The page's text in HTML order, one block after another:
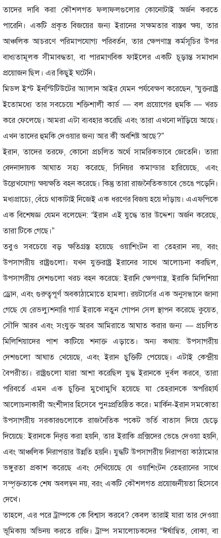
তাদের দাবি করা কৌশলগত ফলাফলগুলোর কোনোটাই অর্জন করতে
পারেনি। একটি প্রকৃত বিজয়ের জন্য ইরানের সক্ষমতার বাস্তব ক্ষয়, তার
আঞ্চলিক আচরণে পরিমাপযোগ্য পরিবর্তন, তার ক্ষেপণাস্ত্র কর্মসূচির উপর
বাধ্যতামূলক সীমাবদ্ধতা, বা পারমাণবিক ফাইলের একটি চূড়ান্ত সমাধান
প্রয়োজন ছিল। এর কিছুই ঘটেনি।
মিডল ইস্ট ইনস্টিটিউটের অ্যালান আইর যেমন পর্যবেক্ষণ করেছেন, “যুক্তরাষ্ট্র
ইতোমধ্যে তার সবচেয়ে শক্তিশালী কার্ড — বল প্রয়োগের হুমকি — খরচ
করে ফেলেছে। আমরা এটা ব্যবহার করেছি এবং তারা এখনো দাঁড়িয়ে আছে।
এখন তাদের হুমকি দেওয়ার জন্য আর কী অবশিষ্ট আছে?”
ইরান, তাদের তরফে, কোনো প্রচলিত অর্থে সামরিকভাবে জেতেনি। তারা
বেদনাদায়ক আঘাত সহ্য করেছে, সিনিয়র কমান্ডার হারিয়েছে, এবং
উল্লেখযোগ্য ক্ষয়ক্ষতি বহন করেছে। কিন্তু তারা রাজনৈতিকভাবে ভেঙে পড়েনি।
মধ্যপ্রাচ্যে, বেঁচে থাকাটাই নিজেই এক ধরণের বিজয় হয়ে দাঁড়ায়। এএফপিকে
এক বিশেষজ্ঞ যেমন বলেছেন: “ইরান এই যুদ্ধে তার উদ্দেশ্য অর্জন করেছে,
তারা টিকে গেছে।”
তবুও সবচেয়ে বড় ক্ষতিগ্রস্ত হয়েছে ওয়াশিংটন বা তেহরান নয়, বরং
উপসাগরীয় রাষ্ট্রগুলো। যখন যুক্তরাষ্ট্র ইরানের সাথে আলোচনা করছিল,
উপসাগরীয় দেশগুলো খরচ বহন করেছে: ইরানি ক্ষেপণাস্ত্র, ইরাকি মিলিশিয়া
ড্রোন, এবং গুরুত্বপূর্ণ অবকাঠামোতে হামলা। রয়টার্সের এক অনুসন্ধানে জানা
গেছে যে রেভল্যুশনারি গার্ড ইরাকে নতুন গোপন সেল স্থাপন করেছে কুয়েত,
সৌদি আরব এবং সংযুক্ত আরব আমিরাতে আঘাত করার জন্য — প্রচলিত
মিলিশিয়াদের পাশ কাটিয়ে শনাক্ত এড়াতে। অন্য কথায়: উপসাগরীয়
দেশগুলো আঘাত খেয়েছে, এবং ইরান চুক্তিটি পেয়েছে। এটাই কেন্দ্রীয়
বৈপরীত্য। রাষ্ট্রগুলো যারা আশা করেছিল যুদ্ধ ইরানকে দুর্বল করবে, তারা
পরিবর্তে এমন এক চুক্তির মুখোমুখি হয়েছে যা তেহরানকে অপরিহার্য
আলোচনাকারী অংশীদার হিসেবে পুনঃপ্রতিষ্ঠিত করে। মার্কিন-ইরান সমঝোতা
উপসাগরীয় সরকারগুলোকে রাজনৈতিক পকেট ভর্তি বাতাস দিয়ে ছেড়ে
দিয়েছে: ইরানকে নিবৃত্ত করা হয়নি, তার ইরাকি প্রক্সিদের ভেঙে দেওয়া হয়নি,
এবং আঞ্চলিক নিরাপত্তার উন্নতি হয়নি। যুদ্ধটি উপসাগরীয় নিরাপত্তা কাঠামোর
ভঙ্গুরতা প্রকাশ করেছে এবং দেখিয়েছে যে ওয়াশিংটন তেহরানের সাথে
সম্পৃক্ততাকে শেষ অবলম্বন নয়, বরং একটি কৌশলগত প্রয়োজনীয়তা হিসেবে
দেখে।
তাহলে, এর পরে ট্রাম্পকে কে বিশ্বাস করবে? কেবল তারাই যারা তার দেওয়া
ভূমিকায় অভিনয় করতে রাজি। ট্রাম্প সমালোচকদের “ঈর্ষান্বিত, বোকা, বা